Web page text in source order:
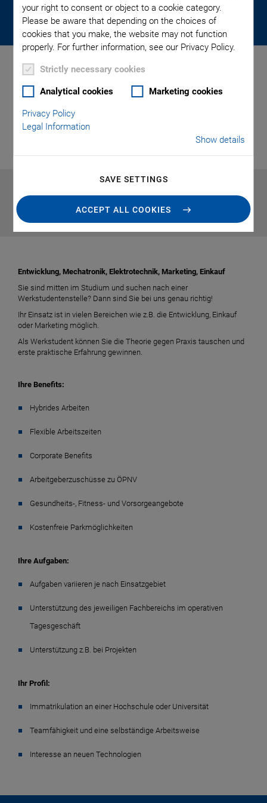
your right to consent or object to a cookie category.
Please be aware that depending on the choices of
cookies that you make, the website may not function
properly. For further information, see our Privacy Policy.
Strictly necessary cookies
Analytical cookies Marketing cookies
Privacy Policy
Legal Information
Show details
SAVE SETTINGS
ACCEPT ALL COOKIES
Start your career at PI now. Let us make
the impossible possible – together!
Initiativbewerbung
Werkstudenten (m/w/d)
Entwicklung, Mechatronik, Elektrotechnik, Marketing, Einkauf
Sie sind mitten im Studium und suchen nach einer
Werkstudentenstelle? Dann sind Sie bei uns genau richtig!
Ihr Einsatz ist in vielen Bereichen wie z.B. die Entwicklung, Einkauf
oder Marketing möglich.
Als Werkstudent können Sie die Theorie gegen Praxis tauschen und
erste praktische Erfahrung gewinnen.
Ihre Benefits:
Hybrides Arbeiten
Flexible Arbeitszeiten
Corporate Benefits
Arbeitgeberzuschüsse zu ÖPNV
Gesundheits-, Fitness- und Vorsorgeangebote
Kostenfreie Parkmöglichkeiten
Ihre Aufgaben:
Aufgaben variieren je nach Einsatzgebiet
Unterstützung des jeweiligen Fachbereichs im operativen
Tagesgeschäft
Unterstützung z.B. bei Projekten
Ihr Profil:
Immatrikulation an einer Hochschule oder Universität
Teamfähigkeit und eine selbständige Arbeitsweise
Interesse an neuen Technologien